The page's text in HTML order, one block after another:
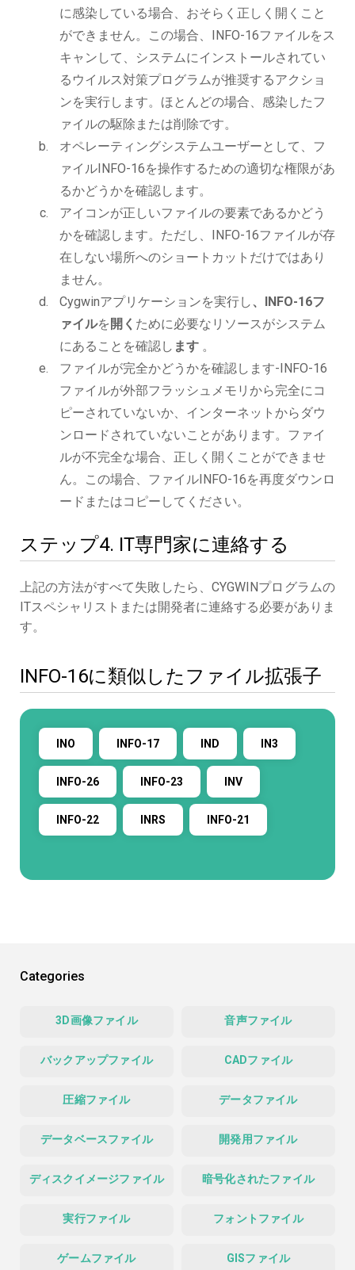
に感染している場合、おそらく正しく開くこと
ができません。この場合、INFO-16ファイルをス
キャンして、システムにインストールされてい
るウイルス対策プログラムが推奨するアクショ
ンを実行します。ほとんどの場合、感染したフ
ァイルの駆除または削除です。
オペレーティングシステムユーザーとして、フ
ァイルINFO-16を操作するための適切な権限があ
るかどうかを確認します。
アイコンが正しいファイルの要素であるかどう
かを確認します。ただし、INFO-16ファイルが存
在しない場所へのショートカットだけではあり
ません。
Cygwinアプリケーションを実行し、INFO-16フ
ァイルを 開く ために必要なリソースがシステム
にあることを確認し ます 。
ファイルが完全かどうかを確認します-INFO-16
ファイルが外部フラッシュメモリから完全にコ
ピーされていないか、インターネットからダウ
ンロードされていないことがあります。ファイ
ルが不完全な場合、正しく開くことができませ
ん。この場合、ファイルINFO-16を再度ダウンロ
ードまたはコピーしてください。
ステップ4. IT専門家に連絡する
上記の方法がすべて失敗したら、CYGWINプログラムの
ITスペシャリストまたは開発者に連絡する必要がありま
す。
INFO-16に類似したファイル拡張子
INO INFO-17 IND IN3
INFO-26 INFO-23 INV
INFO-22 INRS INFO-21
Categories
3D画像ファイル 音声ファイル
バックアップファイル CADファイル
圧縮ファイル データファイル
データベースファイル 開発用ファイル
ディスクイメージファイル 暗号化されたファイル
実行ファイル フォントファイル
ゲームファイル GISファイル